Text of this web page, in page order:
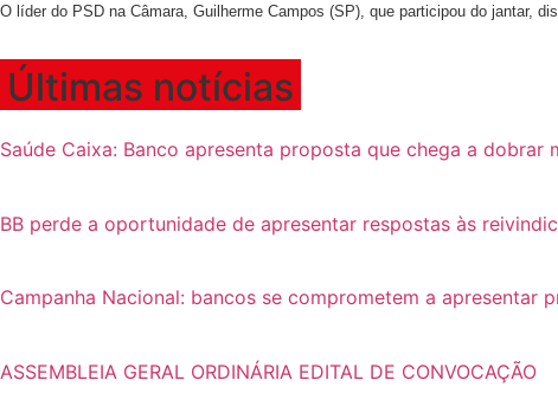
O líder do PSD na Câmara, Guilherme Campos (SP), que participou do jantar,
Últimas notícias
Saúde Caixa: Banco apresenta proposta que chega a dobrar
BB perde a oportunidade de apresentar respostas às
Campanha Nacional: bancos se comprometem a
ASSEMBLEIA GERAL ORDINÁRIA EDITAL DE CONVOCAÇÃO